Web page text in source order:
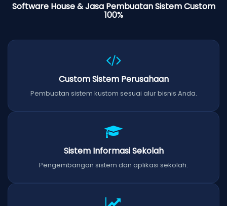
Software House & Jasa Pembuatan Sistem Custom
100%
Custom Sistem Perusahaan
Pembuatan sistem kustom sesuai alur bisnis Anda.
Sistem Informasi Sekolah
Pengembangan sistem dan aplikasi sekolah.